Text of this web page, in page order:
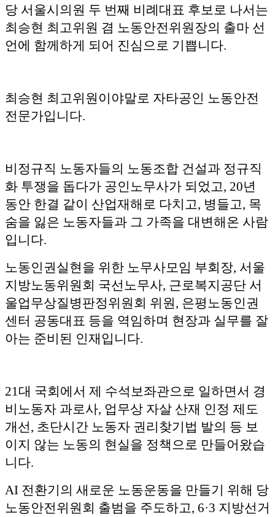
당 서울시의원 두 번째 비례대표 후보로 나서는
최승현 최고위원 겸 노동안전위원장의 출마 선
언에 함께하게 되어 진심으로 기쁩니다.
최승현 최고위원이야말로 자타공인 노동안전
전문가입니다.
비정규직 노동자들의 노동조합 건설과 정규직
화 투쟁을 돕다가 공인노무사가 되었고, 20년
동안 한결 같이 산업재해로 다치고, 병들고, 목
숨을 잃은 노동자들과 그 가족을 대변해온 사람
입니다.
노동인권실현을 위한 노무사모임 부회장, 서울
지방노동위원회 국선노무사, 근로복지공단 서
울업무상질병판정위원회 위원, 은평노동인권
센터 공동대표 등을 역임하며 현장과 실무를 잘
아는 준비된 인재입니다.
21대 국회에서 제 수석보좌관으로 일하면서 경
비노동자 과로사, 업무상 자살 산재 인정 제도
개선, 초단시간 노동자 권리찾기법 발의 등 보
이지 않는 노동의 현실을 정책으로 만들어왔습
니다.
AI 전환기의 새로운 노동운동을 만들기 위해 당
노동안전위원회 출범을 주도하고, 6·3 지방선거